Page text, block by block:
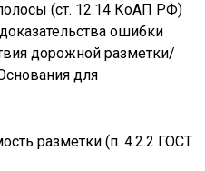
(ст. 12.14 КоАП РФ)
ошибки
дорожной разметки/
для
разметки (п. 4.2.2 ГОСТ